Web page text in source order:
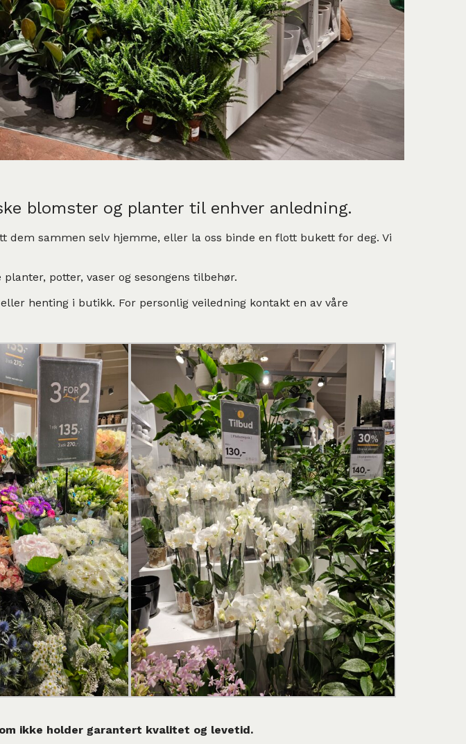
blomster og planter til enhver anledning.
sammen selv hjemme, eller la oss binde en flott bukett for deg. Vi
potter, vaser og sesongens tilbehør.
henting i butikk. For personlig veiledning kontakt en av våre
ikke holder garantert kvalitet og levetid.